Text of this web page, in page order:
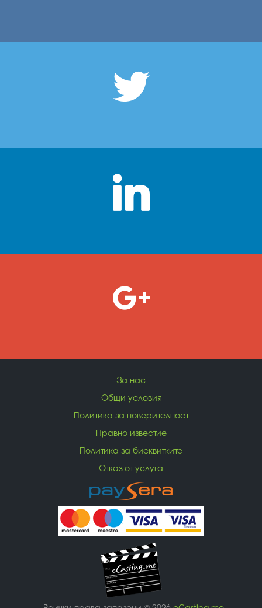
За нас
Общи условия
Политика за поверителност
Правно известие
Политика за бисквитките
Отказ от услуга